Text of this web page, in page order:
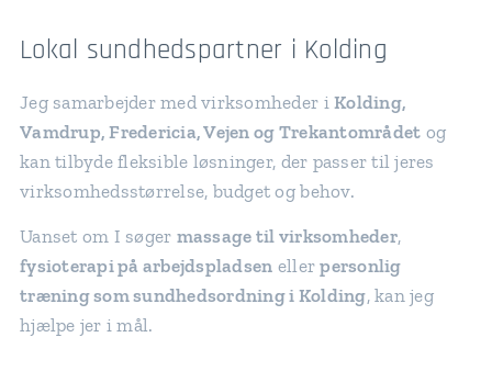
Lokal sundhedspartner i Kolding
Jeg samarbejder med virksomheder iKolding,
Vamdrup, Fredericia, Vejen og Trekantområdet og
kan tilbyde fleksible løsninger, der passer til jeres
virksomhedsstørrelse, budget og behov.
Uanset om I søger massage til virksomheder,
fysioterapi på arbejdspladsen ellerpersonlig
træning som sundhedsordning i Kolding, kan jeg
hjælpe jer i mål.